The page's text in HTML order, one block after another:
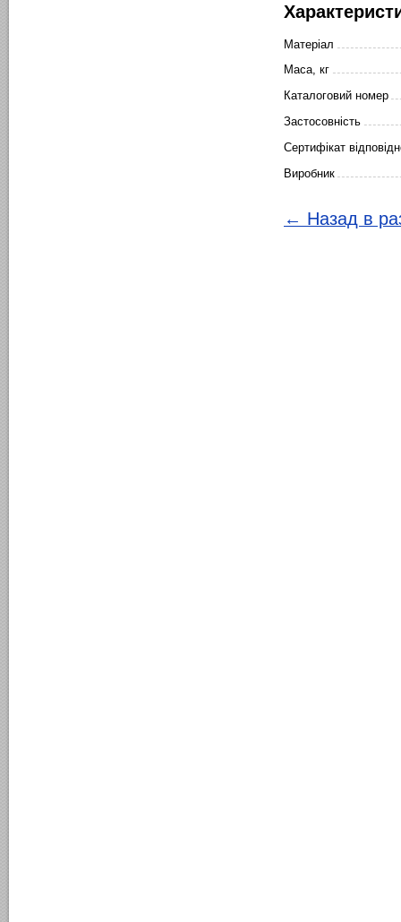
Матеріал
Маса, кг
Каталоговий номер
Застосовність
Сертифікат
Виробник
← Назад в